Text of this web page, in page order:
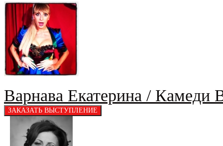
Варнава Екатерина / Камеди